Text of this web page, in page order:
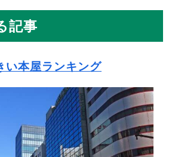
記事
い本屋ランキング